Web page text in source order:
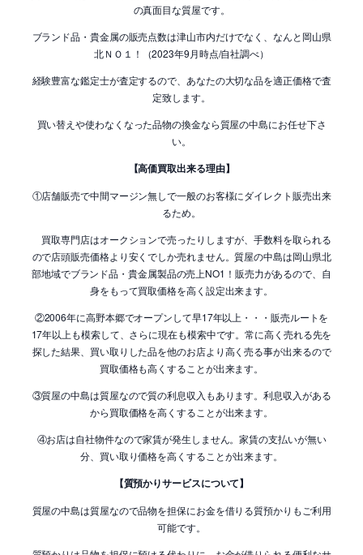
の真面目な質屋です。
ブランド品・貴金属の販売点数は津山市内だけでなく、なんと岡山県
北ＮＯ１！（2023年9月時点/自社調べ）
経験豊富な鑑定士が査定するので、あなたの大切な品を適正価格で査
定致します。
買い替えや使わなくなった品物の換金なら質屋の中島にお任せ下さ
い。
【高価買取出来る理由】
①店舗販売で中間マージン無しで一般のお客様にダイレクト販売出来
るため。
買取専門店はオークションで売ったりしますが、手数料を取られる
ので店頭販売価格より安くでしか売れません。質屋の中島は岡山県北
部地域でブランド品・貴金属製品の売上NO1！販売力があるので、自
身をもって買取価格を高く設定出来ます。
②2006年に高野本郷でオープンして早17年以上・・・販売ルートを
17年以上も模索して、さらに現在も模索中です。常に高く売れる先を
探した結果、買い取りした品を他のお店より高く売る事が出来るので
買取価格も高くすることが出来ます。
③質屋の中島は質屋なので質の利息収入もあります。利息収入がある
から買取価格を高くすることが出来ます。
④お店は自社物件なので家賃が発生しません。家賃の支払いが無い
分、買い取り価格を高くすることが出来ます。
【質預かりサービスについて】
質屋の中島は質屋なので品物を担保にお金を借りる質預かりもご利用
可能です。